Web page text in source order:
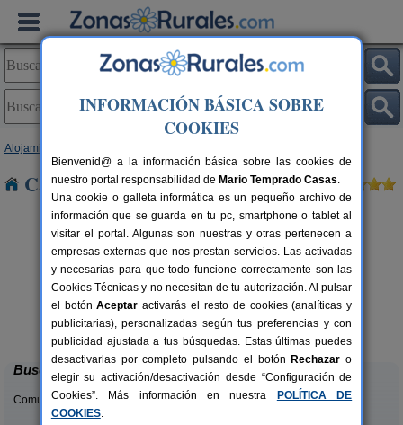
Alojamientos
Casas Rurales cerca de La Celada
4 pers.
desde30 €
Casa El Viso
Rute (Córdoba)
Buscar
Comunidades:
INFORMACIÓN BÁSICA SOBRE
COOKIES
Bienvenid@ a la información básica sobre las cookies de
nuestro portal responsabilidad de Mario Temprado Casas.
Una cookie o galleta informática es un pequeño archivo de
información que se guarda en tu pc, smartphone o tablet al
visitar el portal. Algunas son nuestras y otras pertenecen a
empresas externas que nos prestan servicios. Las activadas
y necesarias para que todo funcione correctamente son las
Cookies Técnicas y no necesitan de tu autorización. Al pulsar
el botónAceptar activarás el resto de cookies (analíticas y
publicitarias), personalizadas según tus preferencias y con
publicidad ajustada a tus búsquedas. Estas últimas puedes
desactivarlas por completo pulsando el botón Rechazar o
elegir su activación/desactivación desde “Configuración de
Cookies”. Más información en nuestra
POLÍTICA DE
COOKIES.